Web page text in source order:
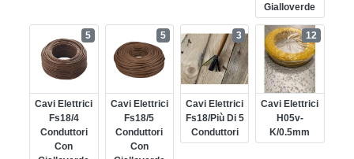
Gialloverde
Cavi Elettrici
Fs18/4
Conduttori
Con
5
Cavi Elettrici
Fs18/5
Conduttori
Con
5
Cavi Elettrici
Fs18/più Di 5
Conduttori
3
Cavi Elettrici
H05v-
K/0.5mm
12